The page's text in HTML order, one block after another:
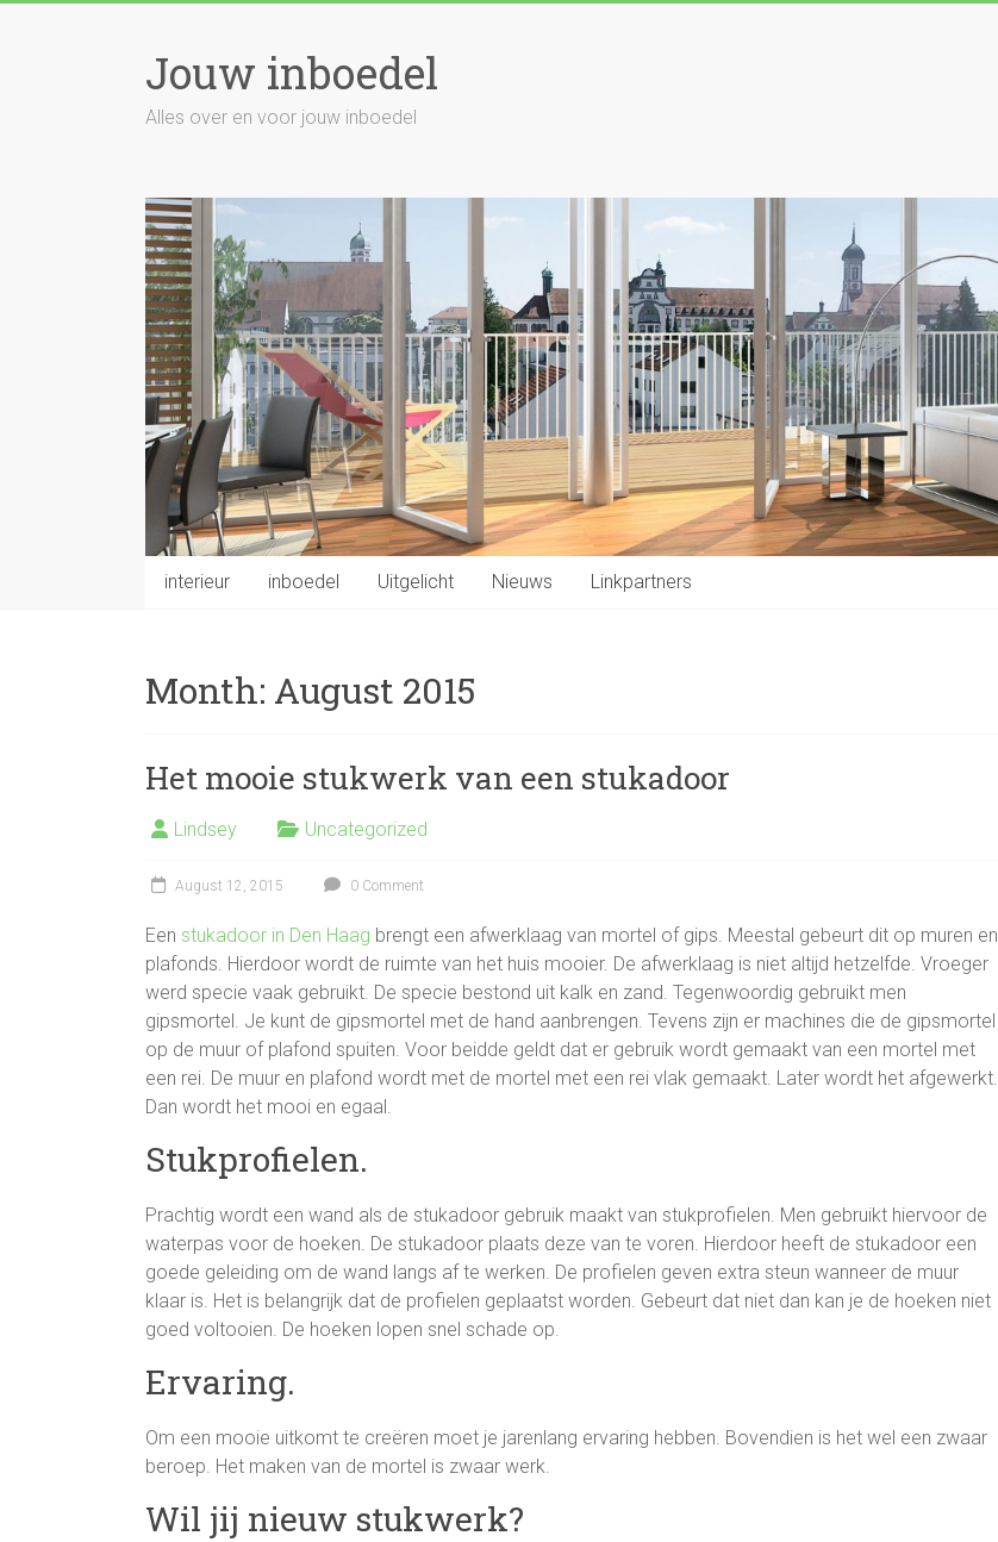
Jouw inboedel
Alles over en voor jouw inboedel
interieur inboedel Uitgelicht Nieuws Linkpartners
Month: August 2015
Het mooie stukwerk van een stukadoor
Lindsey Uncategorized
August 12, 2015 0 Comment
Een stukadoor in Den Haag brengt een afwerklaag van mortel of gips. Meestal gebeurt dit op muren en
plafonds. Hierdoor wordt de ruimte van het huis mooier. De afwerklaag is niet altijd hetzelfde. Vroeger
werd specie vaak gebruikt. De specie bestond uit kalk en zand. Tegenwoordig gebruikt men
gipsmortel. Je kunt de gipsmortel met de hand aanbrengen. Tevens zijn er machines die de gipsmortel
op de muur of plafond spuiten. Voor beidde geldt dat er gebruik wordt gemaakt van een mortel met
een rei. De muur en plafond wordt met de mortel met een rei vlak gemaakt. Later wordt het afgewerkt.
Dan wordt het mooi en egaal.
Stukprofielen.
Prachtig wordt een wand als de stukadoor gebruik maakt van stukprofielen. Men gebruikt hiervoor de
waterpas voor de hoeken. De stukadoor plaats deze van te voren. Hierdoor heeft de stukadoor een
goede geleiding om de wand langs af te werken. De profielen geven extra steun wanneer de muur
klaar is. Het is belangrijk dat de profielen geplaatst worden. Gebeurt dat niet dan kan je de hoeken niet
goed voltooien. De hoeken lopen snel schade op.
Ervaring.
Om een mooie uitkomt te creëren moet je jarenlang ervaring hebben. Bovendien is het wel een zwaar
beroep. Het maken van de mortel is zwaar werk.
Wil jij nieuw stukwerk?